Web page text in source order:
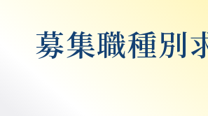
募集職種別